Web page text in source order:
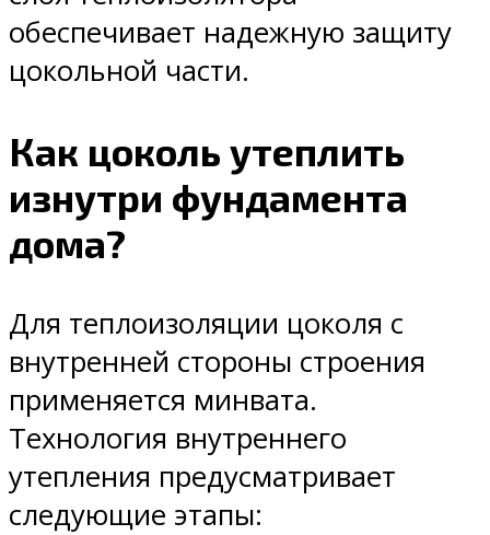
обеспечивает надежную защиту
цокольной части.
Как цоколь утеплить
изнутри фундамента
дома?
Для теплоизоляции цоколя с
внутренней стороны строения
применяется минвата.
Технология внутреннего
утепления предусматривает
следующие этапы: